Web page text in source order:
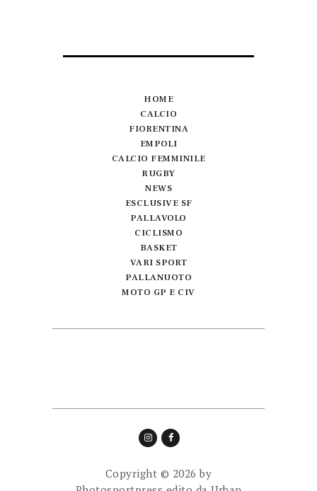
HOME
CALCIO
FIORENTINA
EMPOLI
CALCIO FEMMINILE
RUGBY
NEWS
ESCLUSIVE SF
PALLAVOLO
CICLISMO
BASKET
VARI SPORT
PALLANUOTO
MOTO GP E CIV
Copyright © 2026 by